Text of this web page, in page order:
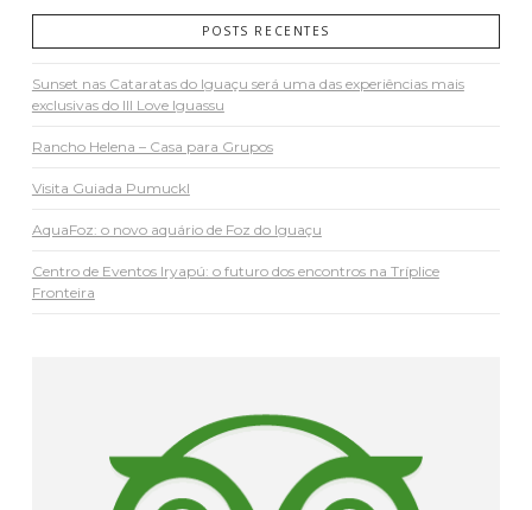
POSTS RECENTES
Sunset nas Cataratas do Iguaçu será uma das experiências mais
exclusivas do III Love Iguassu
Rancho Helena – Casa para Grupos
Visita Guiada Pumuckl
AquaFoz: o novo aquário de Foz do Iguaçu
Centro de Eventos Iryapú: o futuro dos encontros na Tríplice
Fronteira